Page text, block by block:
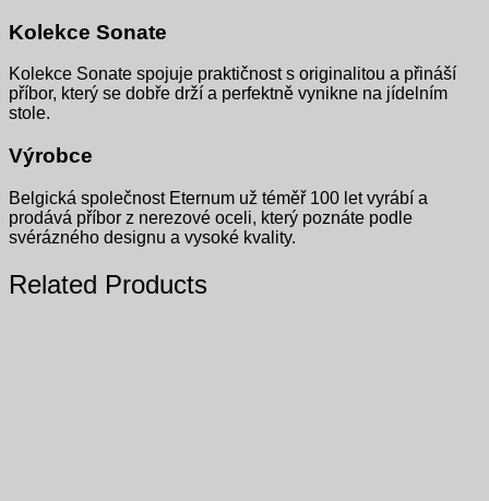
Kolekce Sonate
Kolekce Sonate spojuje praktičnost s originalitou a přináší
příbor, který se dobře drží a perfektně vynikne na jídelním
stole.
Výrobce
Belgická společnost Eternum už téměř 100 let vyrábí a
prodává příbor z nerezové oceli, který poznáte podle
svérázného designu a vysoké kvality.
Related Products